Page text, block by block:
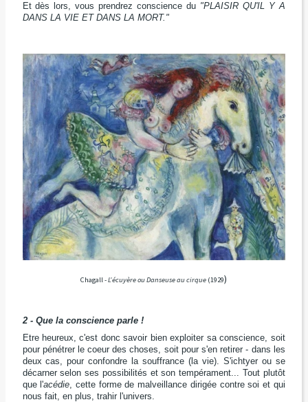
Et dès lors, vous prendrez conscience du "PLAISIR QU'IL Y A
DANS LA VIE ET DANS LA MORT."
Chagall -L'écuyère ou Danseuse au cirque (1929)
2 - Que la conscience parle !
Etre heureux, c'est donc savoir bien exploiter sa conscience, soit
pour pénétrer le coeur des choses, soit pour s'en retirer - dans les
deux cas, pour confondre la souffrance (la vie). S'ichtyer ou se
décarner selon ses possibilités et son tempérament... Tout plutôt
que l'acédie , cette forme de malveillance dirigée contre soi et qui
nous fait, en plus, trahir l'univers.